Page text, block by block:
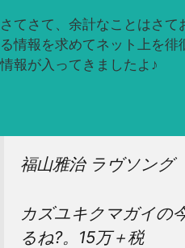
さてさて、余計なことはさ
る情報を求めてネット上を
情報が入ってきましたよ♪
福山雅治 ラヴソング
カズユキクマガイの
るね?。15万＋税